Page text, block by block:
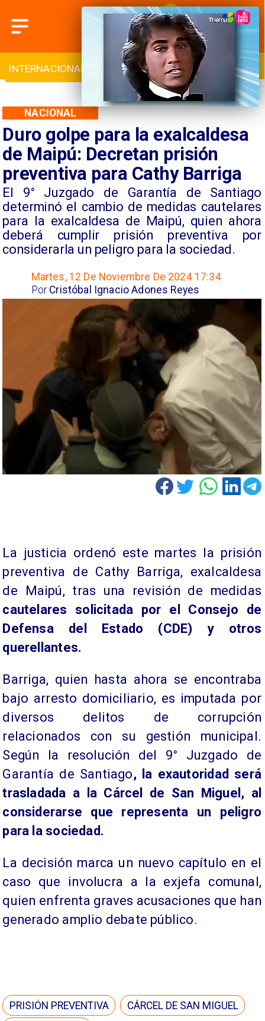
INTERNACIONAL DEPORTES CULTURA
Duro golpe para la exalcaldesa
de Maipú: Decretan prisión
preventiva para Cathy Barriga
​El 9° Juzgado de Garantía de Santiago
determinó el cambio de medidas cautelares
para la exalcaldesa de Maipú, quien ahora
deberá cumplir prisión preventiva por
considerarla un peligro para la sociedad.
NACIONAL
Martes, 12 De Noviembre De 2024 17:34
Cristóbal Ignacio Adones Reyes
Por
La justicia ordenó este martes la prisión
preventiva de Cathy Barriga, exalcaldesa
de Maipú, tras una revisión de medidas
cautelares solicitada por el Consejo de
Defensa del Estado (CDE) y otros
querellantes.
Barriga, quien hasta ahora se encontraba
bajo arresto domiciliario, es imputada por
diversos delitos de corrupción
relacionados con su gestión municipal.
Según la resolución del 9° Juzgado de
Garantía de Santiago, la exautoridad será
trasladada a la Cárcel de San Miguel, al
considerarse que representa un peligro
para la sociedad.
La decisión marca un nuevo capítulo en el
caso que involucra a la exjefa comunal,
quien enfrenta graves acusaciones que han
generado amplio debate público.
PRISIÓN PREVENTIVA
CÁRCEL DE SAN MIGUEL